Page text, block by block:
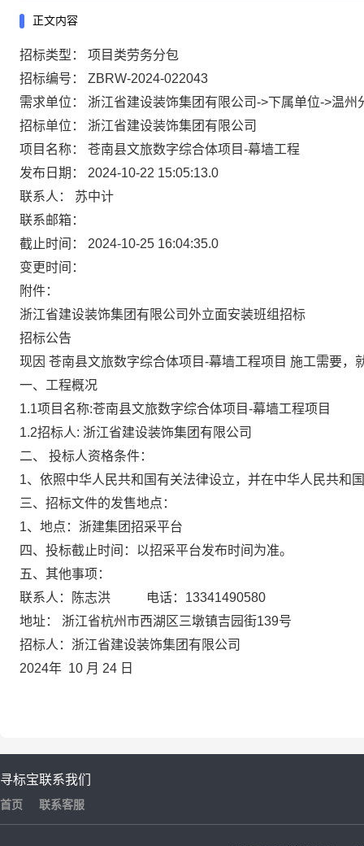
正文内容
招标类型：
项目类劳务分包
招标编号：
ZBRW-2024-022043
需求单位：
浙江省建设装饰集团有限公司->下属单位->温州
招标单位：
浙江省建设装饰集团有限公司
项目名称：
苍南县文旅数字综合体项目-幕墙工程
发布日期：
2024-10-22 15:05:13.0
联系人：
苏中计
联系邮箱：
截止时间：
2024-10-25 16:04:35.0
变更时间：
附件：
浙江省建设装饰集团有限公司外立面安装班组招标
招标公告
现因 苍南县文旅数字综合体项目-幕墙工程项目 施工需要，
一、工程概况
1.1项目名称:苍南县文旅数字综合体项目-幕墙工程项目
1.2招标人: 浙江省建设装饰集团有限公司
二、
投标人资格条件：
1、依照中华人民共和国有关法律设立，并在中华人民共和
三、招标文件的发售地点：
1、地点：浙建集团招采平台
四、投标截止时间： 以招采平台发布时间为准。
五、其他事项：
联系人：
陈志洪 电话： 13341490580
地址：
浙江省杭州市西湖区三墩镇吉园街139号
招标人：浙江省建设装饰集团有限公司
2024年 10 月 24 日
寻标宝
首页
联系我们
联系客服